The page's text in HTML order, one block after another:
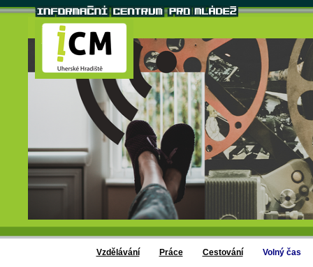
Vzdělávání Práce Cestování Volný čas